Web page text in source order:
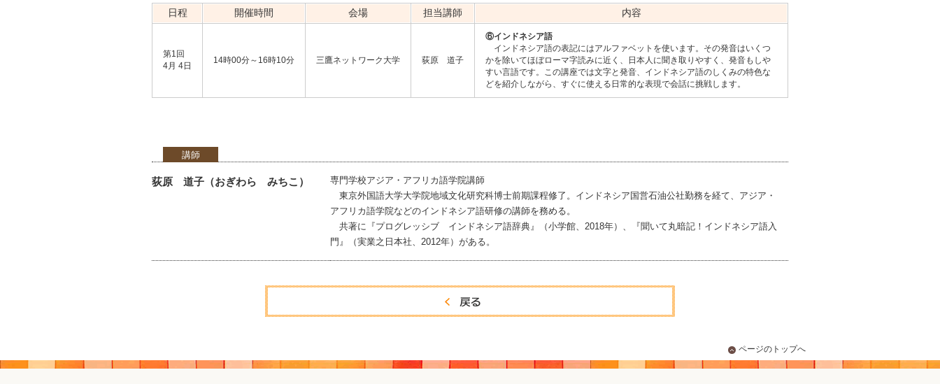
日程 開催時間 会場 担当講師 内容
第1回
4月 4日
14時00分～16時10分 三鷹ネットワーク大学 荻原 道子
⑥インドネシア語
インドネシア語の表記にはアルファベットを使います。その発音はいくつ
かを除いてほぼローマ字読みに近く、日本人に聞き取りやすく、発音もしや
すい言語です。この講座では文字と発音、インドネシア語のしくみの特色な
どを紹介しながら、すぐに使える日常的な表現で会話に挑戦します。
講師
荻原 道子（おぎわら みちこ）
専門学校アジア・アフリカ語学院講師
東京外国語大学大学院地域文化研究科博士前期課程修了。インドネシア国営石油公社勤務を経て、アジア・
アフリカ語学院などのインドネシア語研修の講師を務める。
共著に『プログレッシブ インドネシア語辞典』（小学館、2018年）、『聞いて丸暗記！インドネシア語入
門』（実業之日本社、2012年）がある。
ページのトップへ